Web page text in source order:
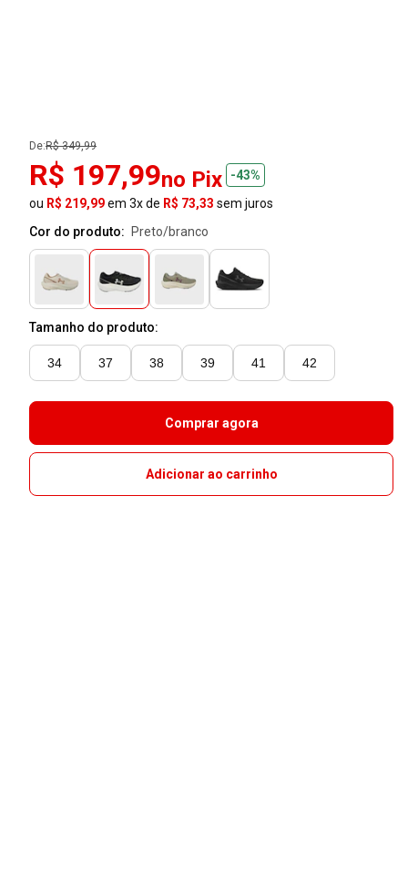
De:R$ 349,99
R$ 197,99no Pix
-43%
ou R$ 219,99em 3x de R$ 73,33 sem juros
Cor do produto:
preto/branco
Tamanho do produto:
34 37 38 39 41 42
Comprar agora
Adicionar ao carrinho